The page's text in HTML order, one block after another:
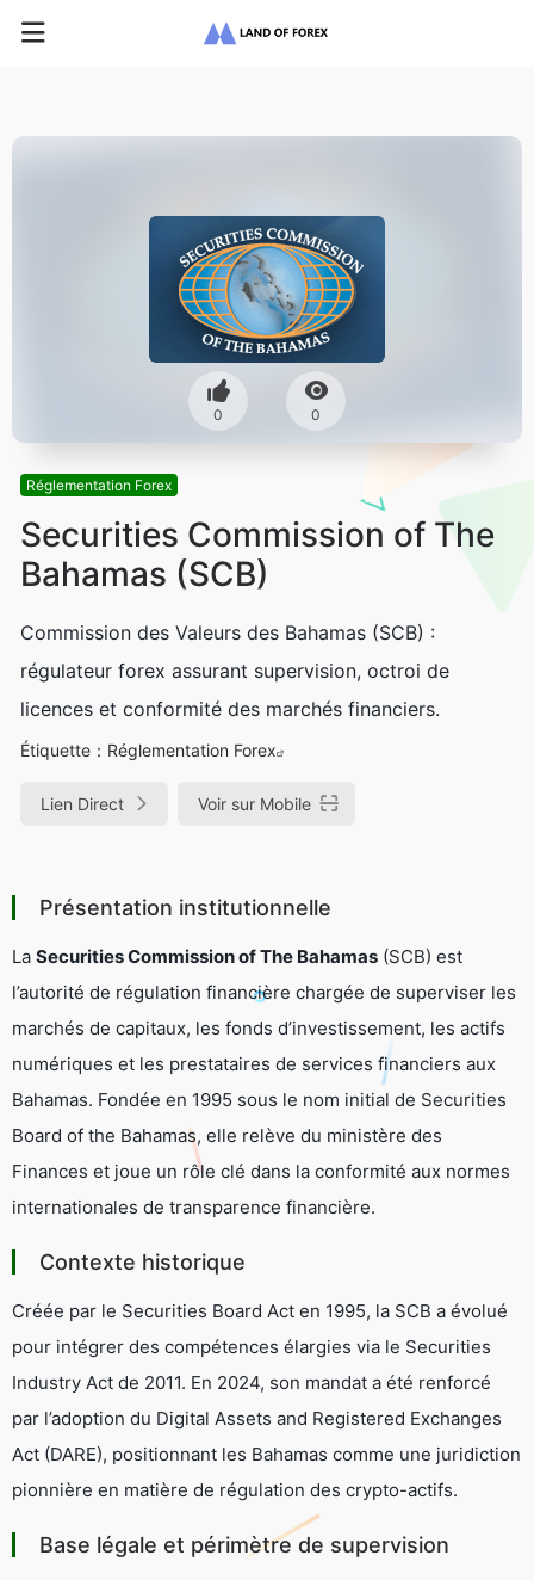
0 0
Réglementation Forex
Securities Commission of The
Bahamas (SCB)
Commission des Valeurs des Bahamas (SCB) :
régulateur forex assurant supervision, octroi de
licences et conformité des marchés financiers.
Étiquette： Réglementation Forex
Lien Direct Voir sur Mobile
Présentation institutionnelle
La Securities Commission of The Bahamas (SCB) est
l’autorité de régulation financière chargée de superviser les
marchés de capitaux, les fonds d’investissement, les actifs
numériques et les prestataires de services financiers aux
Bahamas. Fondée en 1995 sous le nom initial de Securities
Board of the Bahamas, elle relève du ministère des
Finances et joue un rôle clé dans la conformité aux normes
internationales de transparence financière.
Contexte historique
Créée par le Securities Board Act en 1995, la SCB a évolué
pour intégrer des compétences élargies via le Securities
Industry Act de 2011. En 2024, son mandat a été renforcé
par l’adoption du Digital Assets and Registered Exchanges
Act (DARE), positionnant les Bahamas comme une juridiction
pionnière en matière de régulation des crypto-actifs.
Base légale et périmètre de supervision